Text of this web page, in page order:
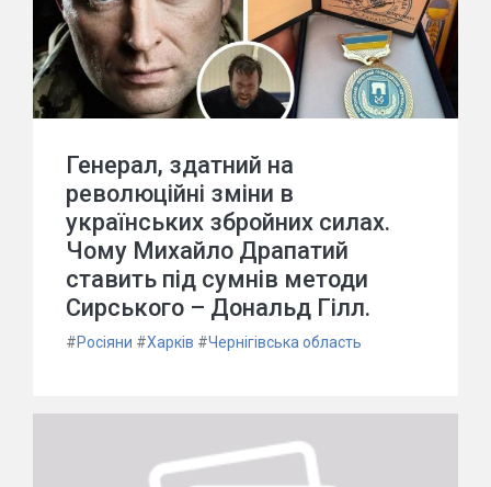
Генерал, здатний на
революційні зміни в
українських збройних силах.
Чому Михайло Драпатий
ставить під сумнів методи
Сирського – Дональд Гілл.
#Росіяни #Харків #Чернігівська область